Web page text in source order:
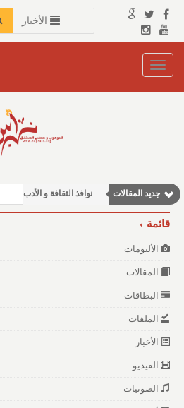
الأخبار
Toggle
navigation
جديد المقالات نوافذ الثقافة و الأدب
مقالات اجتماعية
قائمة
الألبومات
المقالات
البطاقات
الملفات
الأخبار
الفيديو
الصوتيات